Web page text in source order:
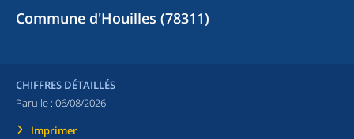
Commune d'Houilles (78311)
CHIFFRES DÉTAILLÉS
Paru le : 06/08/2026
Imprimer